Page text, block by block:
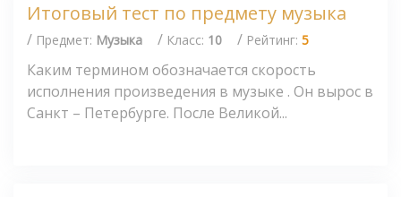
Итоговый тест по предмету музыка
/ Предмет: Музыка / Класс: 10 / Рейтинг: 5
Каким термином обозначается скорость
исполнения произведения в музыке . Он вырос в
Санкт – Петербурге. После Великой...